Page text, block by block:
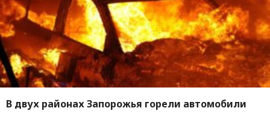
В двух районах Запорожья горели автомобили